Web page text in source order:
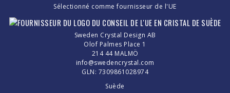
Sélectionné comme fournisseur de l'UE
Sweden Crystal Design AB
Olof Palmes Place 1
214 44 MALMÖ
info@swedencrystal.com
GLN: 7309861028974
Suède